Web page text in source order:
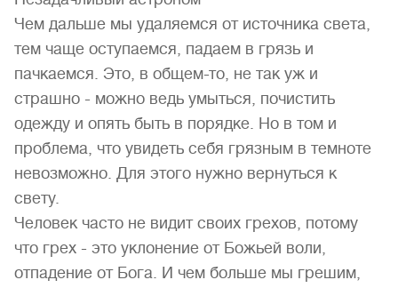
Чем дальше мы удаляемся от источника света,
тем чаще оступаемся, падаем в грязь и
пачкаемся. Это, в общем-то, не так уж и
страшно - можно ведь умыться, почистить
одежду и опять быть в порядке. Но в том и
проблема, что увидеть себя грязным в темноте
невозможно. Для этого нужно вернуться к
свету.
Человек часто не видит своих грехов, потому
что грех - это уклонение от Божьей воли,
отпадение от Бога. И чем больше мы грешим,